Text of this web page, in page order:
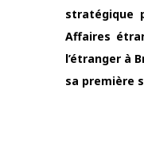
stratégique
Affaires
l’étranger à
sa première